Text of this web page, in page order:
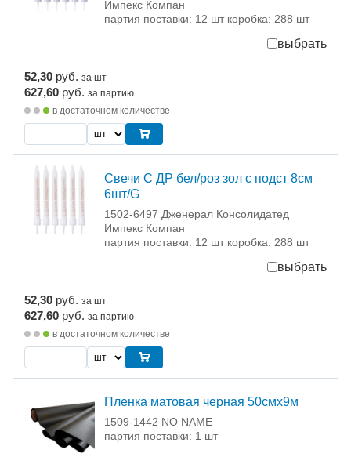
Импекс Компан
партия поставки: 12 шт коробка: 288 шт
выбрать
52,30 руб. за шт
627,60 руб. за партию
в достаточном количестве
Свечи С ДР бел/роз зол с подст 8см
6шт/G
1502-6497 Дженерал Консолидатед
Импекс Компан
партия поставки: 12 шт коробка: 288 шт
выбрать
52,30 руб. за шт
627,60 руб. за партию
в достаточном количестве
Пленка матовая черная 50смх9м
1509-1442 NO NAME
партия поставки: 1 шт